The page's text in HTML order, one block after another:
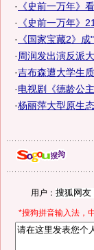
· 《史前一万年》
· 《史前一万年》
· 《国家宝藏2》
· 周润发出演反派
·吉布森遭大学生
·电视剧《德龄公
·杨丽萍大型原生
用户：
*搜狗拼音输入法，